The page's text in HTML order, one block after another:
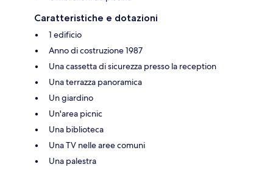
Caratteristiche e dotazioni
1 edificio
Anno di costruzione 1987
Una cassetta di sicurezza presso la reception
Una terrazza panoramica
Un giardino
Un'area picnic
Una biblioteca
Una TV nelle aree comuni
Una palestra